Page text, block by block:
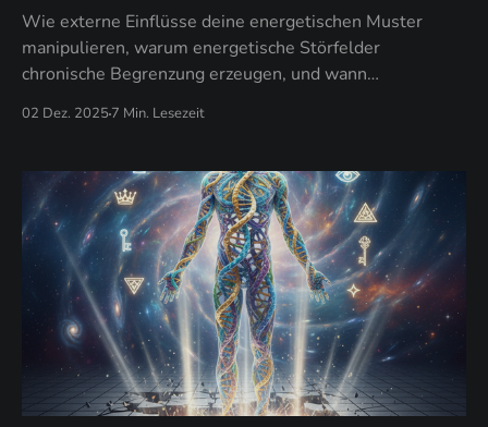
Wie externe Einflüsse deine energetischen Muster
manipulieren, warum energetische Störfelder
chronische Begrenzung erzeugen, und wann
02 Dez. 2025 7 Min. Lesezeit